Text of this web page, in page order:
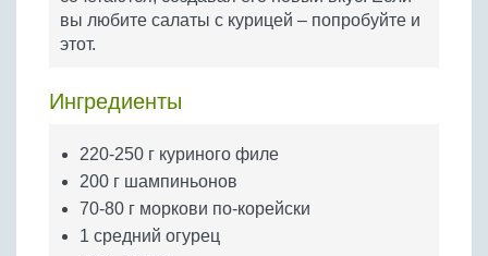
Бобовые
Яйца
вы любите салаты с курицей – попробуйте и
этот.
Ингредиенты
220-250 г куриного филе
200 г шампиньонов
70-80 г моркови по-корейски
1 средний огурец